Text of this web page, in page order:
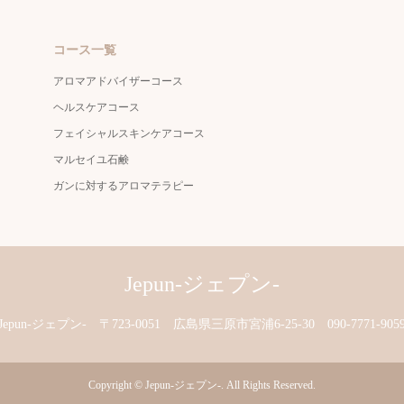
コース一覧
アロマアドバイザーコース
ヘルスケアコース
フェイシャルスキンケアコース
マルセイユ石鹸
ガンに対するアロマテラピー
Jepun-ジェプン-
ジェプン- 〒723-0051 広島県三原市宮浦6-25-30 090-7771-
Copyright © Jepun-ジェプン- . All Rights Reserved.